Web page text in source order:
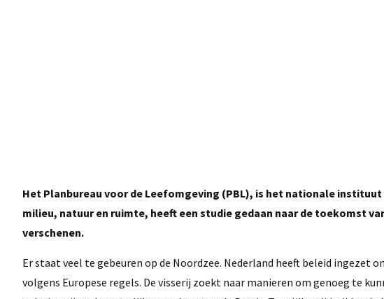
Het Planbureau voor de Leefomgeving (PBL), is het nationale
milieu, natuur en ruimte, heeft een studie gedaan naar de toekomst
verschenen.
Er staat veel te gebeuren op de Noordzee. Nederland heeft beleid ingezet
volgens Europese regels. De visserij zoekt naar manieren om genoeg te